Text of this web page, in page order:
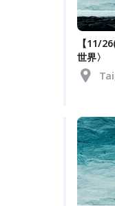
【11/
世界〉